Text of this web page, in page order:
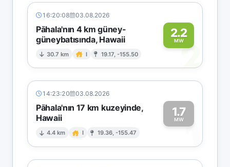
16:20:08 03.08.2026
Pāhala'nın 4 km güney-
güneybatısında, Hawaii
30.7 km I 19.17, -155.50
2.2
MW2
14:23:20 03.08.2026
Pāhala'nın 17 km kuzeyinde,
Hawaii
4.4 km I 19.36, -155.47
1.7
MW1